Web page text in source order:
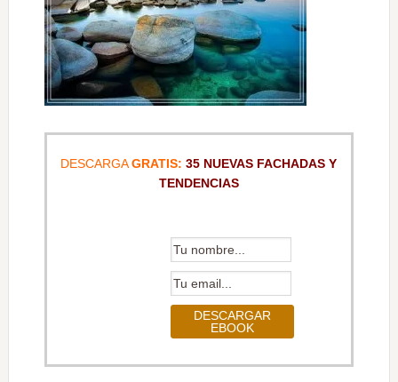
DESCARGAGRATIS: 35 NUEVAS FACHADAS Y
TENDENCIAS